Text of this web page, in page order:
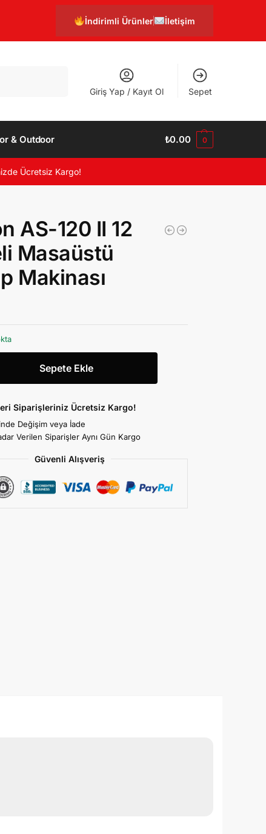
İndirimli Ürünler İletişim
Giriş Yap / Kayıt Ol Sepet
& Outdoor ₺0.00 0
Ücretsiz Kargo!
AS-120 II 12
Masaüstü
Makinası
Sepete Ekle
Siparişleriniz Ücretsiz Kargo!
Değişim veya İade
Verilen Siparişler Aynı Gün Kargo
Güvenli Alışveriş